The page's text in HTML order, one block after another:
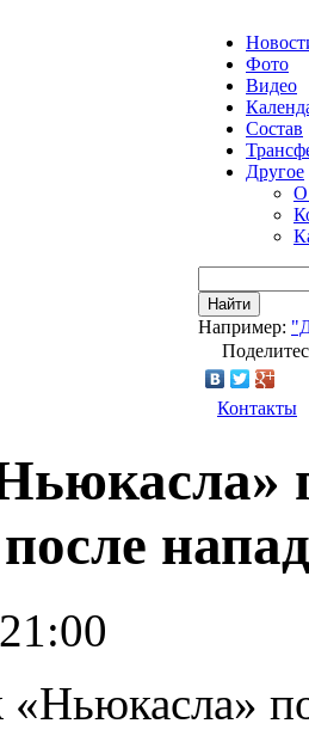
Фото
Видео
Состав
Другое
О
Найти
Например:
Контакты